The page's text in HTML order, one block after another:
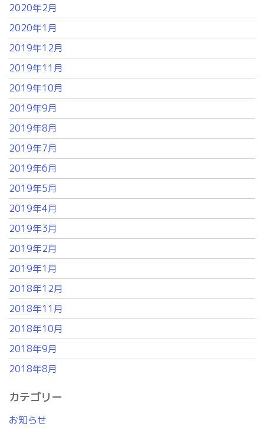
2020年2月
2020年1月
2019年12月
2019年11月
2019年10月
2019年9月
2019年8月
2019年7月
2019年6月
2019年5月
2019年4月
2019年3月
2019年2月
2019年1月
2018年12月
2018年11月
2018年10月
2018年9月
2018年8月
カテゴリー
お知らせ